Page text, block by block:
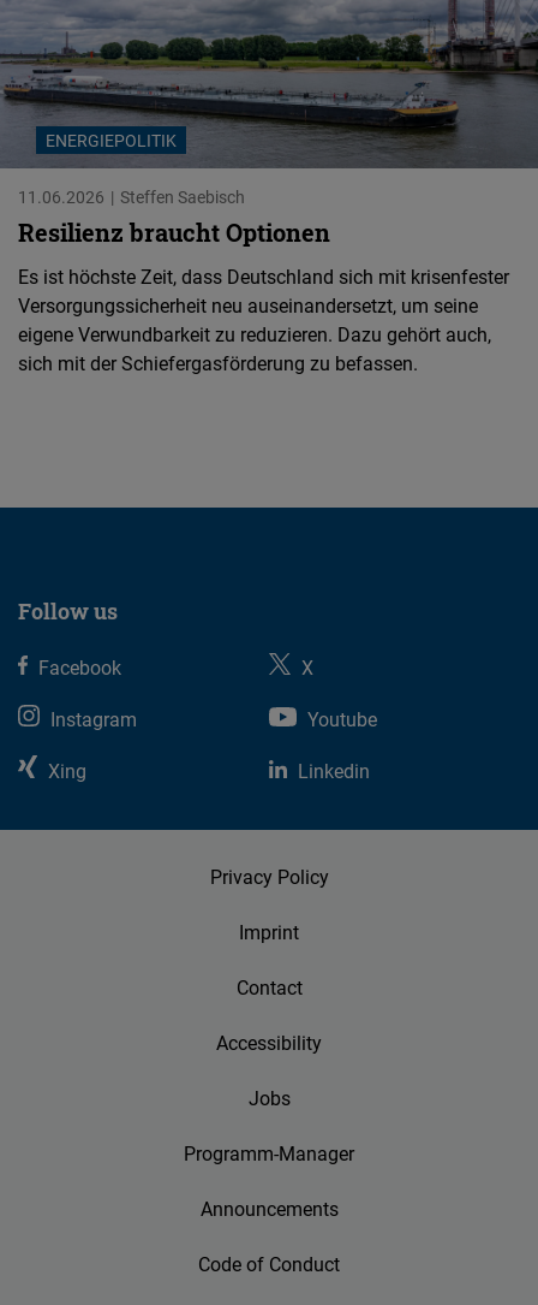
ENERGIEPOLITIK
11.06.2026 Steffen Saebisch
Resilienz braucht Optionen
Es ist höchste Zeit, dass Deutschland sich mit krisenfester
Versorgungssicherheit neu auseinandersetzt, um seine
eigene Verwundbarkeit zu reduzieren. Dazu gehört auch,
sich mit der Schiefergasförderung zu befassen.
Follow us
Facebook
X
Instagram
Youtube
Xing
Linkedin
Privacy Policy
Imprint
Contact
Accessibility
Jobs
Programm-Manager
Announcements
Code of Conduct